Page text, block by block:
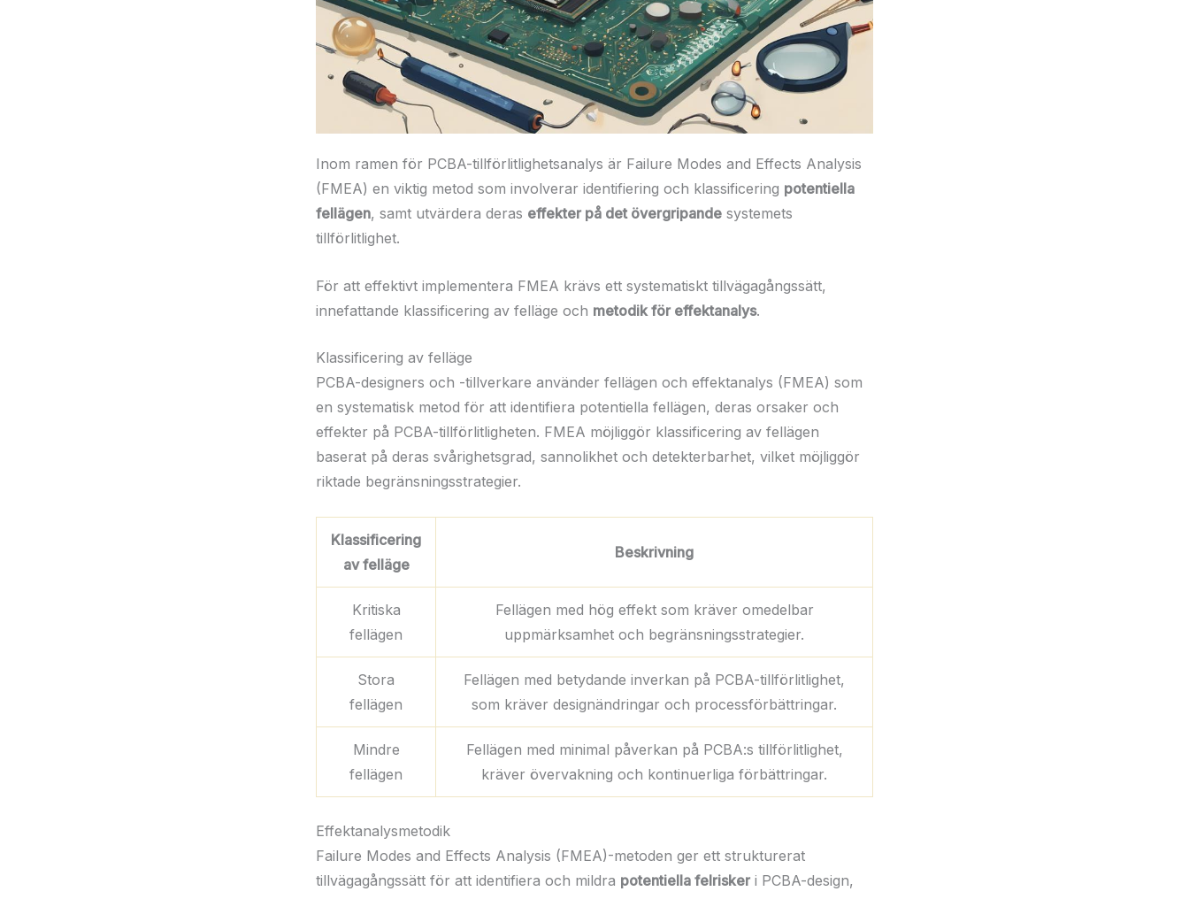
Inom ramen för PCBA-tillförlitlighetsanalys är Failure Modes and Effects Analysis
(FMEA) en viktig metod som involverar identifiering och klassificering potentiella
fellägen, samt utvärdera deras effekter på det övergripande systemets
tillförlitlighet.
För att effektivt implementera FMEA krävs ett systematiskt tillvägagångssätt,
innefattande klassificering av felläge och metodik för effektanalys.
Klassificering av felläge
PCBA-designers och -tillverkare använder fellägen och effektanalys (FMEA) som
en systematisk metod för att identifiera potentiella fellägen, deras orsaker och
effekter på PCBA-tillförlitligheten. FMEA möjliggör klassificering av fellägen
baserat på deras svårighetsgrad, sannolikhet och detekterbarhet, vilket möjliggör
riktade begränsningsstrategier.
Klassificering
av felläge
Beskrivning
Kritiska
fellägen
Fellägen med hög effekt som kräver omedelbar
uppmärksamhet och begränsningsstrategier.
Stora
fellägen
Fellägen med betydande inverkan på PCBA-tillförlitlighet,
som kräver designändringar och processförbättringar.
Mindre
fellägen
Fellägen med minimal påverkan på PCBA:s tillförlitlighet,
kräver övervakning och kontinuerliga förbättringar.
Effektanalysmetodik
Failure Modes and Effects Analysis (FMEA)-metoden ger ett strukturerat
tillvägagångssätt för att identifiera och mildra potentiella felrisker i PCBA-design,